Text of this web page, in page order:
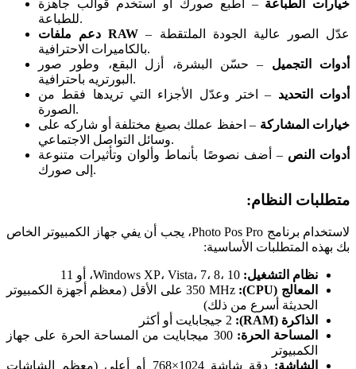
خيارات الطباعة – اطبع صورك أو استخدم قوالب جاهزة
للطباعة.
دعم ملفات RAW – عدّل الصور عالية الجودة الملتقطة
بالكاميرات الاحترافية.
أدوات التجميل – حسّن البشرة، أزل البقع، وطور صور
البورتريه باحترافية.
أدوات التحديد – اختر وعدّل الأجزاء التي تريدها فقط من
الصورة.
خيارات المشاركة – احفظ عملك بصيغ مختلفة أو شاركه على
وسائل التواصل الاجتماعي.
أدوات النص – أضف نصوصًا بأنماط وألوان وتأثيرات متنوعة
إلى صورك.
متطلبات النظام:
لاستخدام برنامج Photo Pos Pro، يجب أن يفي جهاز الكمبيوتر الخاص
بك بهذه المتطلبات الأساسية:
نظام التشغيل:
المعالج (CPU):
350 MHz على الأقل (معظم أجهزة الكمبيوتر
الحديثة أسرع من ذلك)
الذاكرة (RAM):
المساحة الحرة:
300 ميجابايت من المساحة الحرة على جهاز
الكمبيوتر
الشاشة:
دقة شاشة 1024×768 أو أعلى (معظم الشاشات